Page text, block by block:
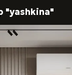
"yashkina"